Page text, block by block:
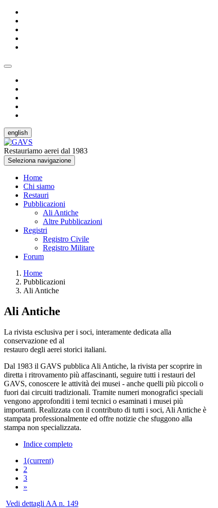
english
Restauriamo aerei dal 1983
Seleziona navigazione
Home
Chi siamo
Restauri
Pubblicazioni
Ali Antiche
Altre Pubblicazioni
Registri
Registro Civile
Registro Militare
Forum
Home
Pubblicazioni
Ali Antiche
Ali Antiche
La rivista esclusiva per i soci, interamente dedicata alla
conservazione ed al
restauro degli aerei storici italiani.
Dal 1983 il GAVS pubblica Ali Antiche, la rivista per scoprire in
diretta i ritrovamento più affascinanti, seguire tutti i restauri del
GAVS, conoscere le attività dei musei - anche quelli più piccoli o
fuori dai circuiti tradizionali. Tramite numeri monografici speciali
vengono approfonditi i temi tecnici o esaminati i musei più
importanti. Realizzata con il contributo di tutti i soci, Ali Antiche è
stampata professionalmente ed offre notizie che sfuggono alla
stampa non specializzata.
Indice completo
1(current)
2
3
»
Vedi dettagli AA n. 149